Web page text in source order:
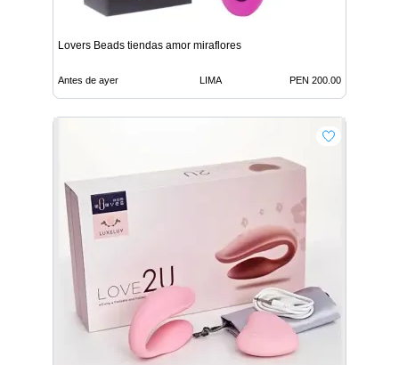
Lovers Beads tiendas amor miraflores
Antes de ayer LIMA PEN 200.00